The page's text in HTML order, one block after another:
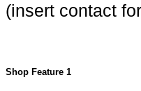
(insert contact
Shop Feature 1